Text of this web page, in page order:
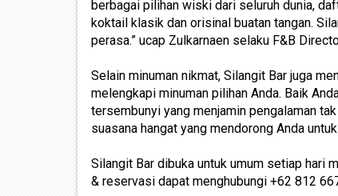
berbagai pilihan wiski dari seluruh dunia,
koktail klasik dan orisinal buatan tangan.
perasa.” ucap Zulkarnaen selaku F&B
Selain minuman nikmat, Silangit Bar juga
melengkapi minuman pilihan Anda. Baik
tersembunyi yang menjamin pengalaman
suasana hangat yang mendorong Anda
Silangit Bar dibuka untuk umum setiap hari
& reservasi dapat menghubungi +62 812